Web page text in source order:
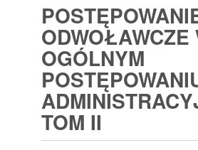
ODWOŁAWCZE
OGÓLNYM
TOM II